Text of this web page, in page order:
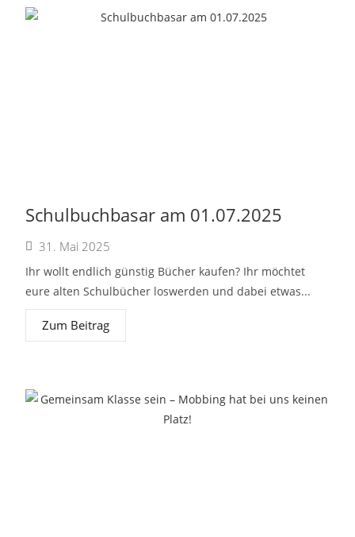
Schulbuchbasar am 01.07.2025
31. Mai 2025
Ihr wollt endlich günstig Bücher kaufen? Ihr möchtet
eure alten Schulbücher loswerden und dabei etwas...
Zum Beitrag